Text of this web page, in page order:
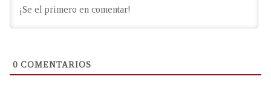
0 COMENTARIOS